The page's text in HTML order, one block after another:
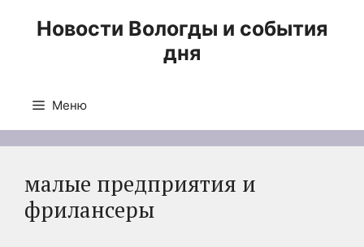
Новости Вологды и события
дня
Меню
малые предприятия и
фрилансеры